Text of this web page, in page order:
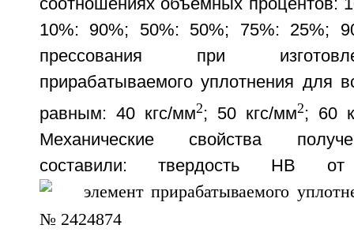
соотношениях объемных процентов:
10%: 90%; 50%: 50%; 75%: 25%;
прессования при
прирабатываемого уплотнения для
равным: 40 кгс/мм2; 50 кгс/мм2; 60
Механические свойства
составили: твердость НВ